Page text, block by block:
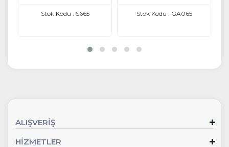
Stok Kodu : S665 Stok Kodu : GA065
ALIŞVERİŞ
HİZMETLER